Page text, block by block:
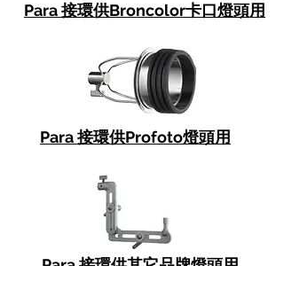
Para 接環供Broncolor卡口燈頭用
Para 接環供Profoto燈頭用
Para 接環供其它品牌燈頭用